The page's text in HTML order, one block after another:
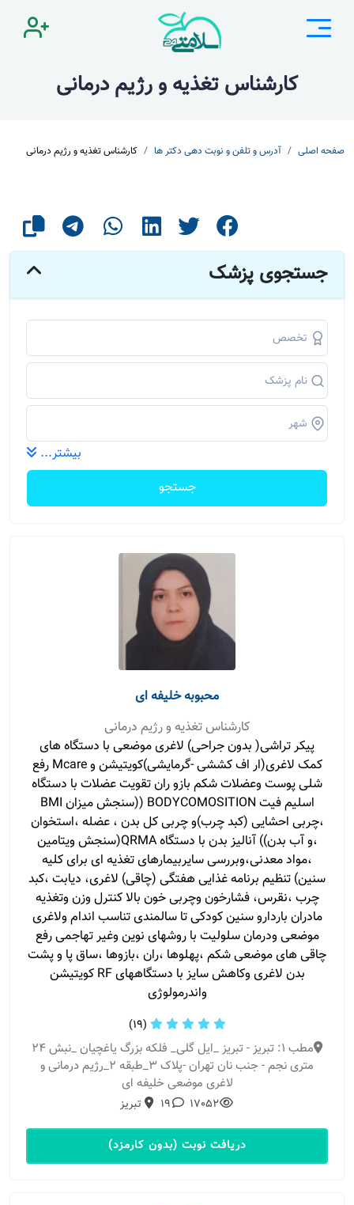
کارشناس تغذیه و رژیم درمانی
صفحه اصلی آدرس و تلفن و نوبت دهی دکتر ها کارشناس تغذیه و رژیم درمانی
جستجوی پزشک
بیشتر...
جستجو
محبوبه خلیفه ای
کارشناس تغذیه و رژیم درمانی
پیکر تراشی( بدون جراحی) لاغری موضعی با دستگاه های
کمک لاغری(ار اف کششی -گرمایشی)کویتیشن و Mcare رفع
شلی پوست وعضلات شکم بازو ران تقویت عضلات با دستگاه
اسلیم فیت BODYCOMOSITION ((سنجش میزان BMI
،چربی احشایی (کبد چرب)و چربی کل بدن ، عضله ،استخوان
،و آب بدن)) آنالیز بدن با دستگاه QRMA(سنجش ویتامین
،مواد معدنی،وبررسی سایربیمارهای تغذیه ای برای کلیه
سنین) تنظیم برنامه غذایی هفتگی (چاقی) لاغری، دیابت ،کبد
چرب ،نقرس، فشارخون وچربی خون بالا کنترل وزن وتغذیه
مادران باردارو سنین کودکی تا سالمندی تناسب اندام ولاغری
موضعی ودرمان سلولیت با روشهای نوین وغیر تهاجمی رفع
چاقی های موضعی شکم ،پهلوها ،ران ،بازوها ،ساق پا و پشت
بدن لاغری وکاهش سایز با دستگاههای RF کویتیشن
واندرمولوژی
(19)
مطب 1: تبریز - تبریز _ایل گلی_ فلکه بزرگ یاغچیان _نبش ۲۴
متری نجم - جنب نان تهران -پلاک ۳_طبقه ۲_رژیم درمانی و
لاغری موضعی خلیفه ای
17052
19 تبریز
دریافت نوبت (بدون کارمزد)